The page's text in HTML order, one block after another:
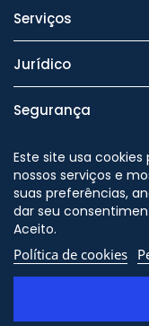
Serviços
Jurídico
Segurança
Este site usa
nossos serviços e
suas preferências,
dar seu
Aceito.
Política de cookies
©